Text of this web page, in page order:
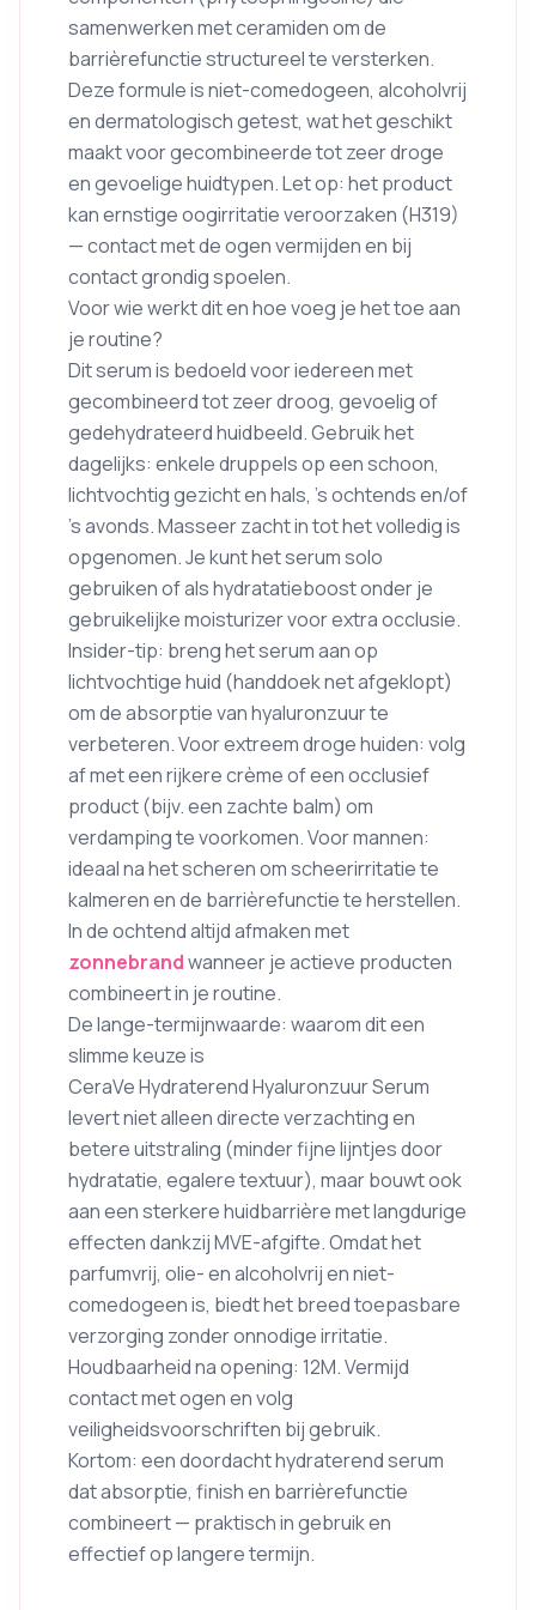
samenwerken met ceramiden om de
barrièrefunctie structureel te versterken.
Deze formule is niet-comedogeen, alcoholvrij
en dermatologisch getest, wat het geschikt
maakt voor gecombineerde tot zeer droge
en gevoelige huidtypen. Let op: het product
kan ernstige oogirritatie veroorzaken (H319)
— contact met de ogen vermijden en bij
contact grondig spoelen.
Voor wie werkt dit en hoe voeg je het toe aan
je routine?
Dit serum is bedoeld voor iedereen met
gecombineerd tot zeer droog, gevoelig of
gedehydrateerd huidbeeld. Gebruik het
dagelijks: enkele druppels op een schoon,
lichtvochtig gezicht en hals, ’s ochtends en/of
’s avonds. Masseer zacht in tot het volledig is
opgenomen. Je kunt het serum solo
gebruiken of als hydratatieboost onder je
gebruikelijke moisturizer voor extra occlusie.
Insider-tip: breng het serum aan op
lichtvochtige huid (handdoek net afgeklopt)
om de absorptie van hyaluronzuur te
verbeteren. Voor extreem droge huiden: volg
af met een rijkere crème of een occlusief
product (bijv. een zachte balm) om
verdamping te voorkomen. Voor mannen:
ideaal na het scheren om scheerirritatie te
kalmeren en de barrièrefunctie te herstellen.
In de ochtend altijd afmaken met
zonnebrandwanneer je actieve producten
combineert in je routine.
De lange-termijnwaarde: waarom dit een
slimme keuze is
CeraVe Hydraterend Hyaluronzuur Serum
levert niet alleen directe verzachting en
betere uitstraling (minder fijne lijntjes door
hydratatie, egalere textuur), maar bouwt ook
aan een sterkere huidbarrière met langdurige
effecten dankzij MVE-afgifte. Omdat het
parfumvrij, olie- en alcoholvrij en niet-
comedogeen is, biedt het breed toepasbare
verzorging zonder onnodige irritatie.
Houdbaarheid na opening: 12M. Vermijd
contact met ogen en volg
veiligheidsvoorschriften bij gebruik.
Kortom: een doordacht hydraterend serum
dat absorptie, finish en barrièrefunctie
combineert — praktisch in gebruik en
effectief op langere termijn.